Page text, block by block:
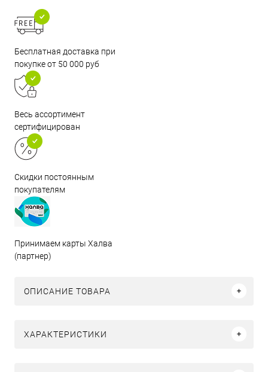
Бесплатная доставка при
покупке от 50 000 руб
Весь ассортимент
сертифицирован
Скидки постоянным
покупателям
Принимаем карты Халва
(партнер)
ОПИСАНИЕ ТОВАРА
ХАРАКТЕРИСТИКИ